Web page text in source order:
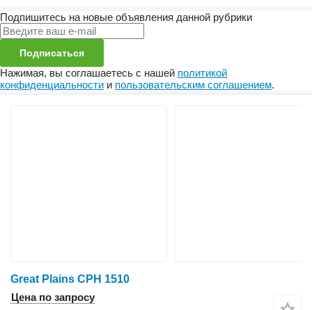
Подпишитесь на новые объявления данной рубрики
Подписаться
Нажимая, вы соглашаетесь с нашей политикой
конфиденциальности и пользовательским соглашением.
Great Plains CPH 1510
Цена по запросу